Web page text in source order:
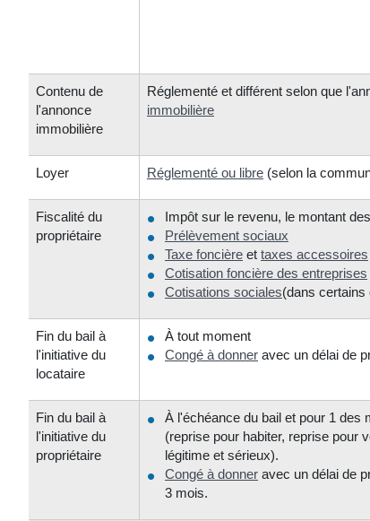
Contenu de
l'annonce
immobilière
Réglementé et différent selon que
immobilière
Loyer Réglementé ou libre (selon la
Fiscalité du
propriétaire
Impôt sur le revenu, le montant
Prélèvement sociaux
Taxe foncière et taxes accessoires
Cotisation foncière des entreprises
Cotisations sociales(dans certains
Fin du bail à
l'initiative du
locataire
À tout moment
Congé à donner avec un délai de
Fin du bail à
l'initiative du
propriétaire
À l'échéance du bail et pour 1 des
(reprise pour habiter, reprise pour
légitime et sérieux).
Congé à donner avec un délai de
3 mois.